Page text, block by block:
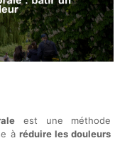
est une méthode
à réduire les douleurs